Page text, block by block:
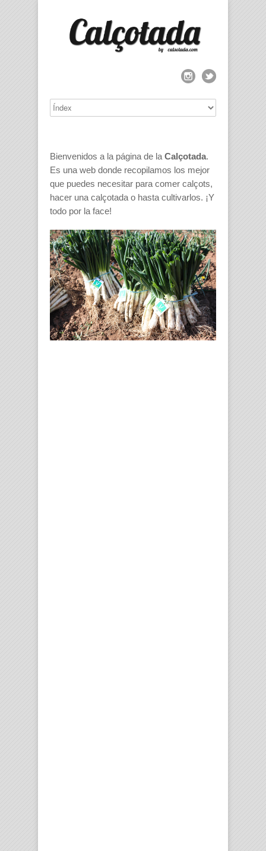
Bienvenidos a la página de la Calçotada.
Es una web donde recopilamos los mejor
que puedes necesitar para comer calçots,
hacer una calçotada o hasta cultivarlos. ¡Y
todo por la face!